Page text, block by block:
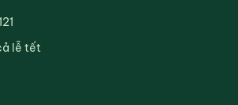
lễ tết